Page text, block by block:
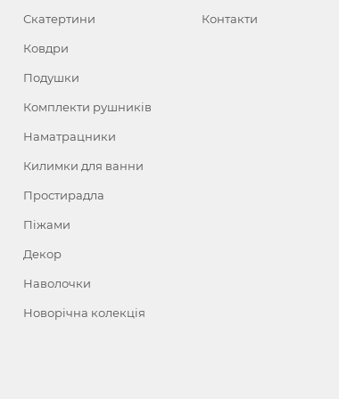
Скатертини
Ковдри
Подушки
Комплекти рушників
Наматрацники
Килимки для ванни
Простирадла
Піжами
Декор
Наволочки
Новорічна колекція
Контакти